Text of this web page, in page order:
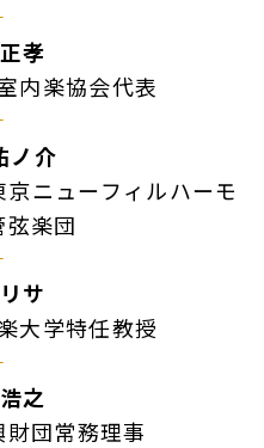
孝
内楽協会代表
ノ介
ニューフィルハーモ
楽団
サ
大学特任教授
之
団常務理事